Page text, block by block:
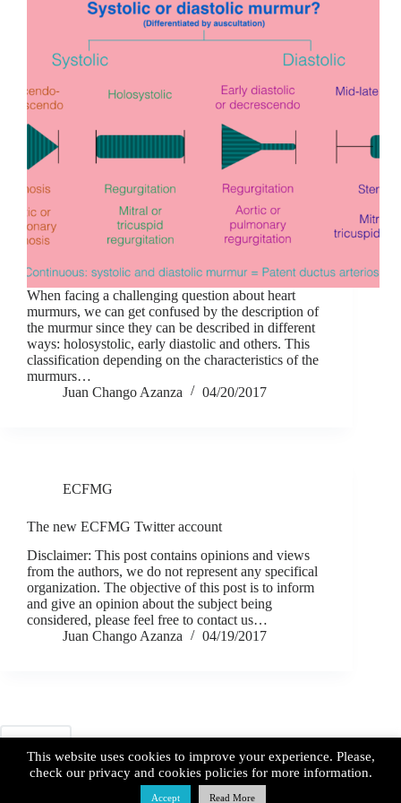
When facing a challenging question about heart
murmurs, we can get confused by the description of
the murmur since they can be described in different
ways: holosystolic, early diastolic and others. This
classification depending on the characteristics of the
murmurs…
Juan Chango Azanza
04/20/2017
ECFMG
The new ECFMG Twitter account
Disclaimer: This post contains opinions and views
from the authors, we do not represent any specifical
organization. The objective of this post is to inform
and give an opinion about the subject being
considered, please feel free to contact us…
Juan Chango Azanza
04/19/2017
This website uses cookies to improve your experience. Please,
check our privacy and cookies policies for more information.
Accept Read More